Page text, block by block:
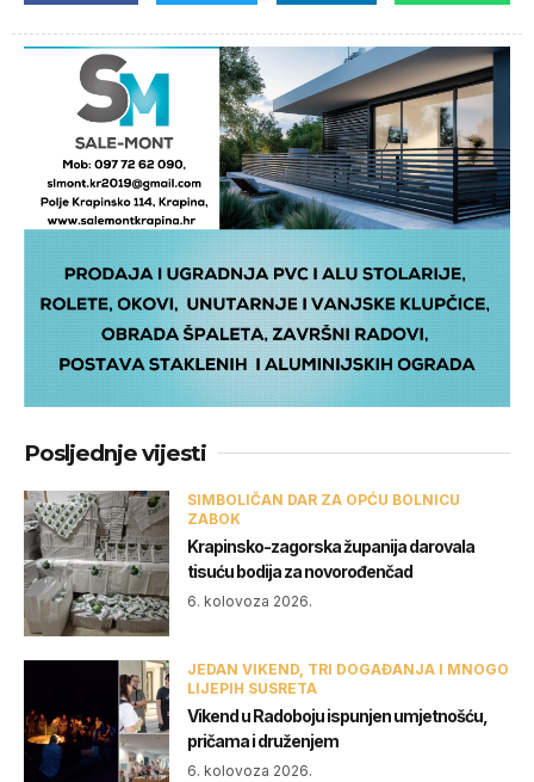
Posljednje vijesti
SIMBOLIČAN DAR ZA OPĆU BOLNICU
ZABOK
Krapinsko-zagorska županija darovala
tisuću bodija za novorođenčad
6. kolovoza 2026.
JEDAN VIKEND, TRI DOGAĐANJA I MNOGO
LIJEPIH SUSRETA
Vikend u Radoboju ispunjen umjetnošću,
pričama i druženjem
6. kolovoza 2026.